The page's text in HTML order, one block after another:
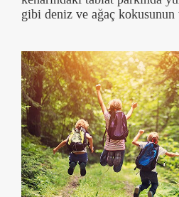
gibi deniz ve ağaç kokusunun